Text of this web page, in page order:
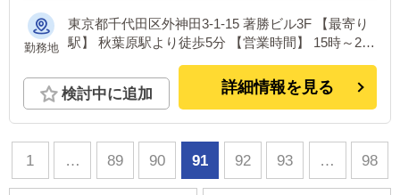
勤務地
東京都千代田区外神田3-1-15 著勝ビル3F 【最寄り
駅】 秋葉原駅より徒歩5分 【営業時間】 15時～24
検討中に追加 詳細情報を見る
1 … 89 90 91 92 93 … 98